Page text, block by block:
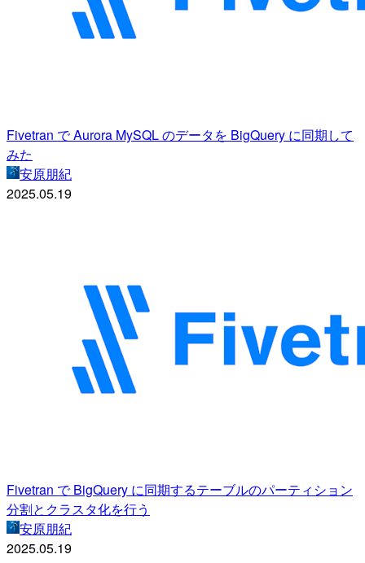
Fivetran で Aurora MySQL のデータを BigQuery に同期して
みた
安原朋紀
2025.05.19
Fivetran で BigQuery に同期するテーブルのパーティション
分割とクラスタ化を行う
安原朋紀
2025.05.19